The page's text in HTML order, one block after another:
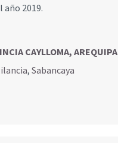
2019.
CAYLLOMA, AREQUIPA
, Sabancaya